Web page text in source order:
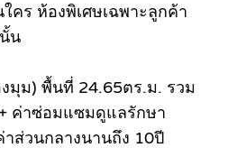
คร ห้องพิเศษเฉพาะลูกค้า
น
มุม) พื้นที่ 24.65ตร.ม. รวม
ค่าซ่อมแซมดูแลรักษา
ส่วนกลางนานถึง 10ปี